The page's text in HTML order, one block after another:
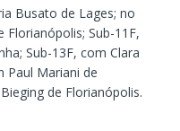
Busato de Lages; no
Florianópolis; Sub-11F,
Sub-13F, com Clara
Paul Mariani de
de Florianópolis.